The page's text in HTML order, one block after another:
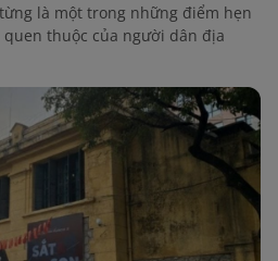
là một trong những điểm hẹn
thuộc của người dân địa